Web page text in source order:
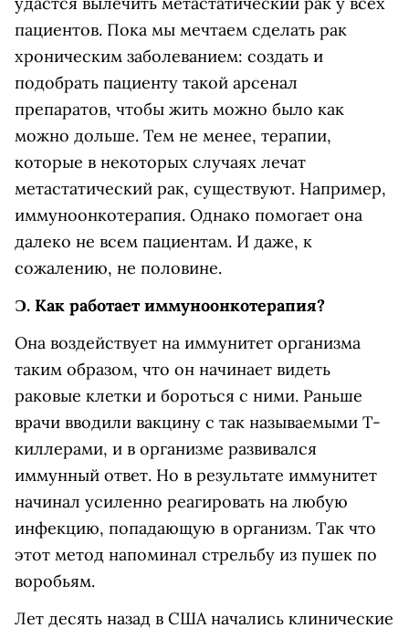
пациентов. Пока мы мечтаем сделать рак
хроническим заболеванием: создать и
подобрать пациенту такой арсенал
препаратов, чтобы жить можно было как
можно дольше. Тем не менее, терапии,
которые в некоторых случаях лечат
метастатический рак, существуют. Например,
иммуноонкотерапия. Однако помогает она
далеко не всем пациентам. И даже, к
сожалению, не половине.
Ɔ. Как работает иммуноонкотерапия?
Она воздействует на иммунитет организма
таким образом, что он начинает видеть
раковые клетки и бороться с ними. Раньше
врачи вводили вакцину с так называемыми Т-
киллерами, и в организме развивался
иммунный ответ. Но в результате иммунитет
начинал усиленно реагировать на любую
инфекцию, попадающую в организм. Так что
этот метод напоминал стрельбу из пушек по
воробьям.
Лет десять назад в США начались клинические